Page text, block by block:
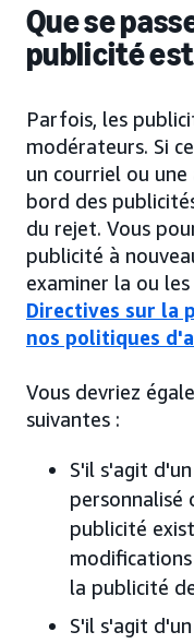
Que se
publicité
Parfois, les
modérateurs. Si
un courriel ou
bord des
du rejet. Vous
publicité à
examiner la ou
Directives sur la
nos politiques
Vous devriez
suivantes :
S'il s'agit
personnalisé
publicité
la publicité
S'il s'agit